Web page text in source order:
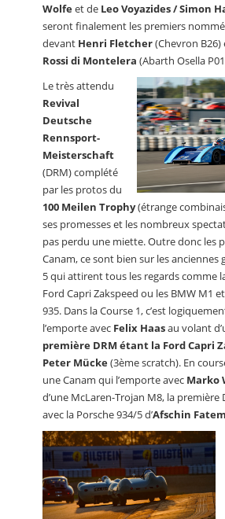
Wolfeet de Leo Voyazides / Simon
seront finalement les premiers
devant Henri Fletcher(Chevron B26)
Rossi di Montelera (Abarth Osella
Le très attendu
Revival
Deutsche
Rennsport-
Meisterschaft
(DRM) complété
par les protos du
100 Meilen Trophy(étrange
ses promesses et les nombreux
pas perdu une miette. Outre donc les
Canam, ce sont bien sur les anciennes
5 qui attirent tous les regards comme
Ford Capri Zakspeed ou les BMW M1
935. Dans la Course 1, c’est
l’emporte avec Felix Haasau volant
première DRM étant la Ford Capri
Peter Mücke(3ème scratch). En
une Canam qui l’emporte avec Marko
d’une McLaren-Trojan M8, la première
avec la Porsche 934/5 d’Afschin